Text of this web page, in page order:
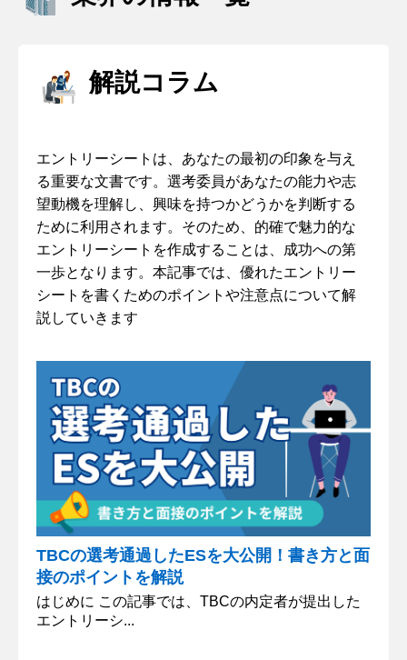
解説コラム
エントリーシートは、あなたの最初の印象を与え
る重要な文書です。選考委員があなたの能力や志
望動機を理解し、興味を持つかどうかを判断する
ために利用されます。そのため、的確で魅力的な
エントリーシートを作成することは、成功への第
一歩となります。本記事では、優れたエントリー
シートを書くためのポイントや注意点について解
説していきます
TBCの選考通過したESを大公開！書き方と面
接のポイントを解説
はじめに この記事では、TBCの内定者が提出した
エントリーシ...